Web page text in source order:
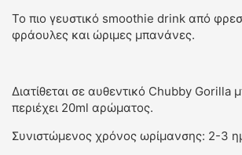
Το πιο γευστικό smoothie drink από
φράουλες και ώριμες μπανάνες.
Διατίθεται σε αυθεντικό Chubby Gorilla
περιέχει 20ml αρώματος.
Συνιστώμενος χρόνος ωρίμανσης: 2-3